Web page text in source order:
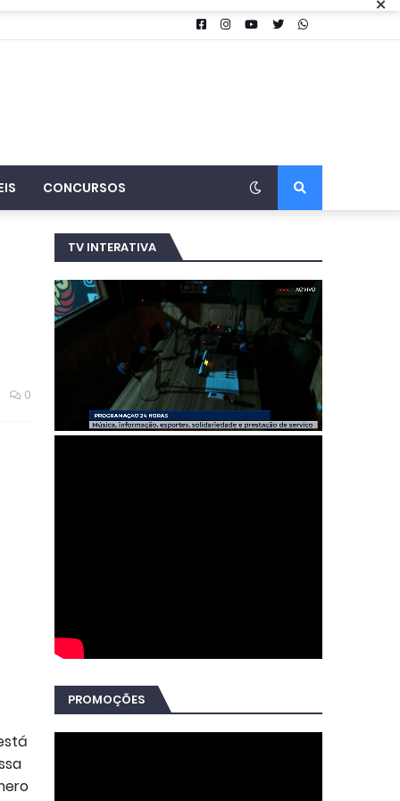
CONCURSOS
0
TV INTERATIVA
PROMOÇÕES